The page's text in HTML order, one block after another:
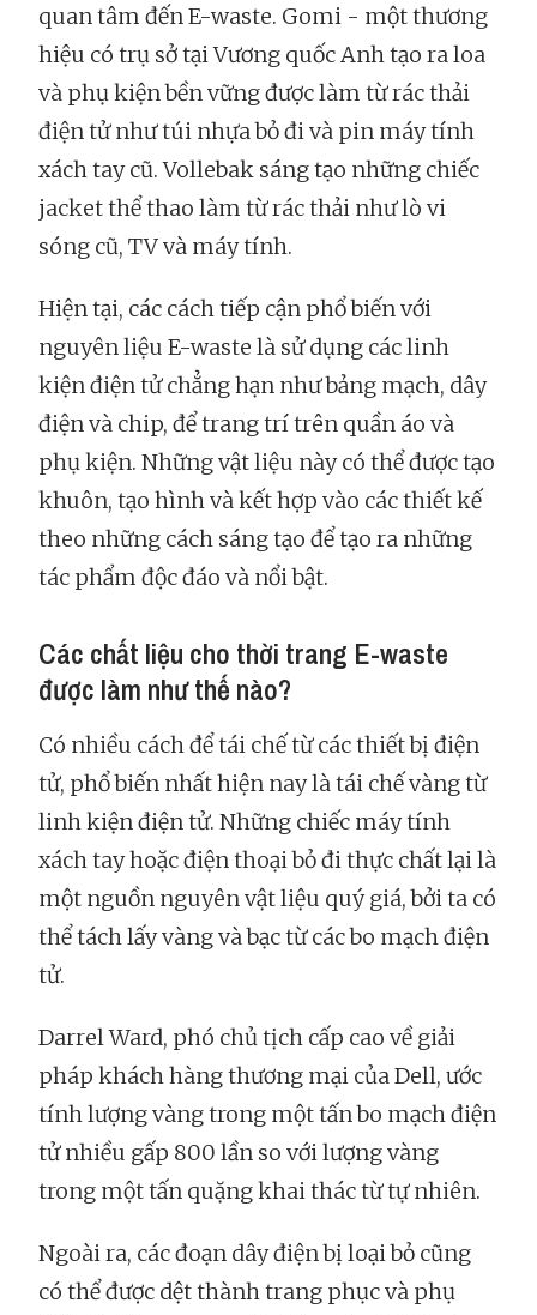
quan tâm đến E-waste. Gomi - một thương
hiệu có trụ sở tại Vương quốc Anh tạo ra loa
và phụ kiện bền vững được làm từ rác thải
điện tử như túi nhựa bỏ đi và pin máy tính
xách tay cũ. Vollebak sáng tạo những chiếc
jacket thể thao làm từ rác thải như lò vi
sóng cũ, TV và máy tính.
Hiện tại, các cách tiếp cận phổ biến với
nguyên liệu E-waste là sử dụng các linh
kiện điện tử chẳng hạn như bảng mạch, dây
điện và chip, để trang trí trên quần áo và
phụ kiện. Những vật liệu này có thể được tạo
khuôn, tạo hình và kết hợp vào các thiết kế
theo những cách sáng tạo để tạo ra những
tác phẩm độc đáo và nổi bật.
Các chất liệu cho thời trang E-waste
được làm như thế nào?
Có nhiều cách để tái chế từ các thiết bị điện
tử, phổ biến nhất hiện nay là tái chế vàng từ
linh kiện điện tử. Những chiếc máy tính
xách tay hoặc điện thoại bỏ đi thực chất lại là
một nguồn nguyên vật liệu quý giá, bởi ta có
thể tách lấy vàng và bạc từ các bo mạch điện
tử.
Darrel Ward, phó chủ tịch cấp cao về giải
pháp khách hàng thương mại của Dell, ước
tính lượng vàng trong một tấn bo mạch điện
tử nhiều gấp 800 lần so với lượng vàng
trong một tấn quặng khai thác từ tự nhiên.
Ngoài ra, các đoạn dây điện bị loại bỏ cũng
có thể được dệt thành trang phục và phụ